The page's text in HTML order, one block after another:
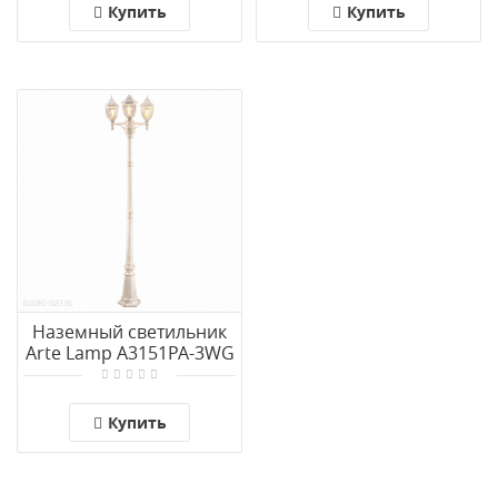
Купить Купить
Наземный светильник
Arte Lamp A3151PA-3WG
Купить